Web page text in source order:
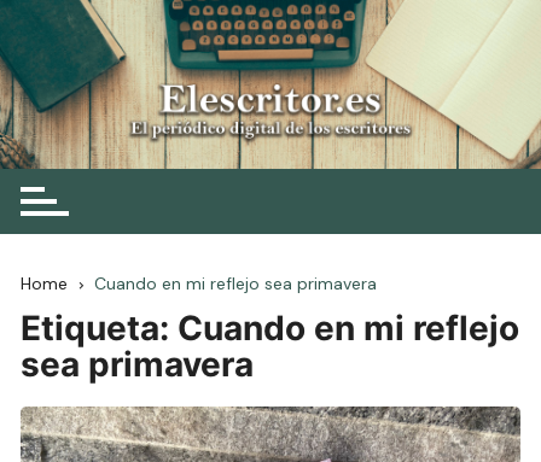
Skip
to
content
Elescritor.es
El periódico digital de los escritores
Home Cuando en mi reflejo sea primavera
Etiqueta: Cuando en mi reflejo
sea primavera